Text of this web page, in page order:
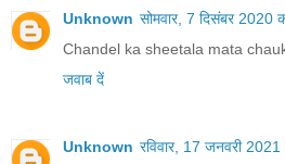
Unknown सोमवार, 7 दिसंबर
Chandel ka sheetala mata
जवाब दें
Unknown रविवार, 17 जनवरी